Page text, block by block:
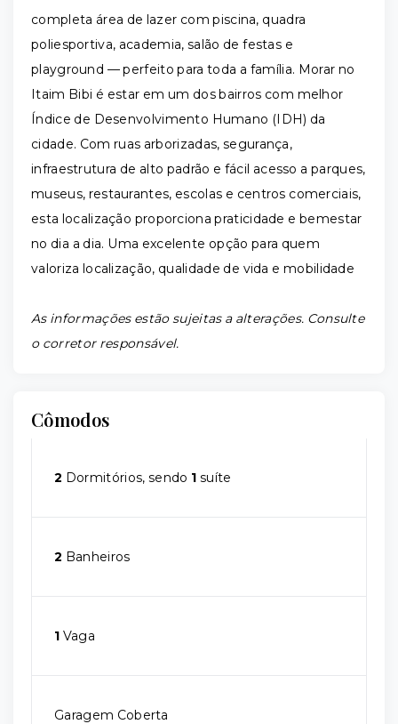
completa área de lazer com piscina, quadra
poliesportiva, academia, salão de festas e
playground — perfeito para toda a família. Morar no
Itaim Bibi é estar em um dos bairros com melhor
Índice de Desenvolvimento Humano (IDH) da
cidade. Com ruas arborizadas, segurança,
infraestrutura de alto padrão e fácil acesso a parques,
museus, restaurantes, escolas e centros comerciais,
esta localização proporciona praticidade e bemestar
no dia a dia. Uma excelente opção para quem
valoriza localização, qualidade de vida e mobilidade
As informações estão sujeitas a alterações. Consulte
o corretor responsável.
Cômodos
2 Dormitórios, sendo 1 suíte
2 Banheiros
1 Vaga
Garagem Coberta